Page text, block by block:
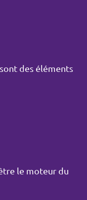
des éléments
le moteur du